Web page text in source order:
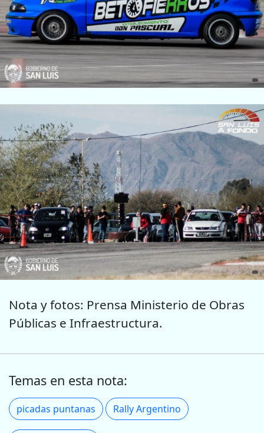
Nota y fotos: Prensa Ministerio de Obras
Públicas e Infraestructura.
Temas en esta nota:
picadas puntanas Rally Argentino